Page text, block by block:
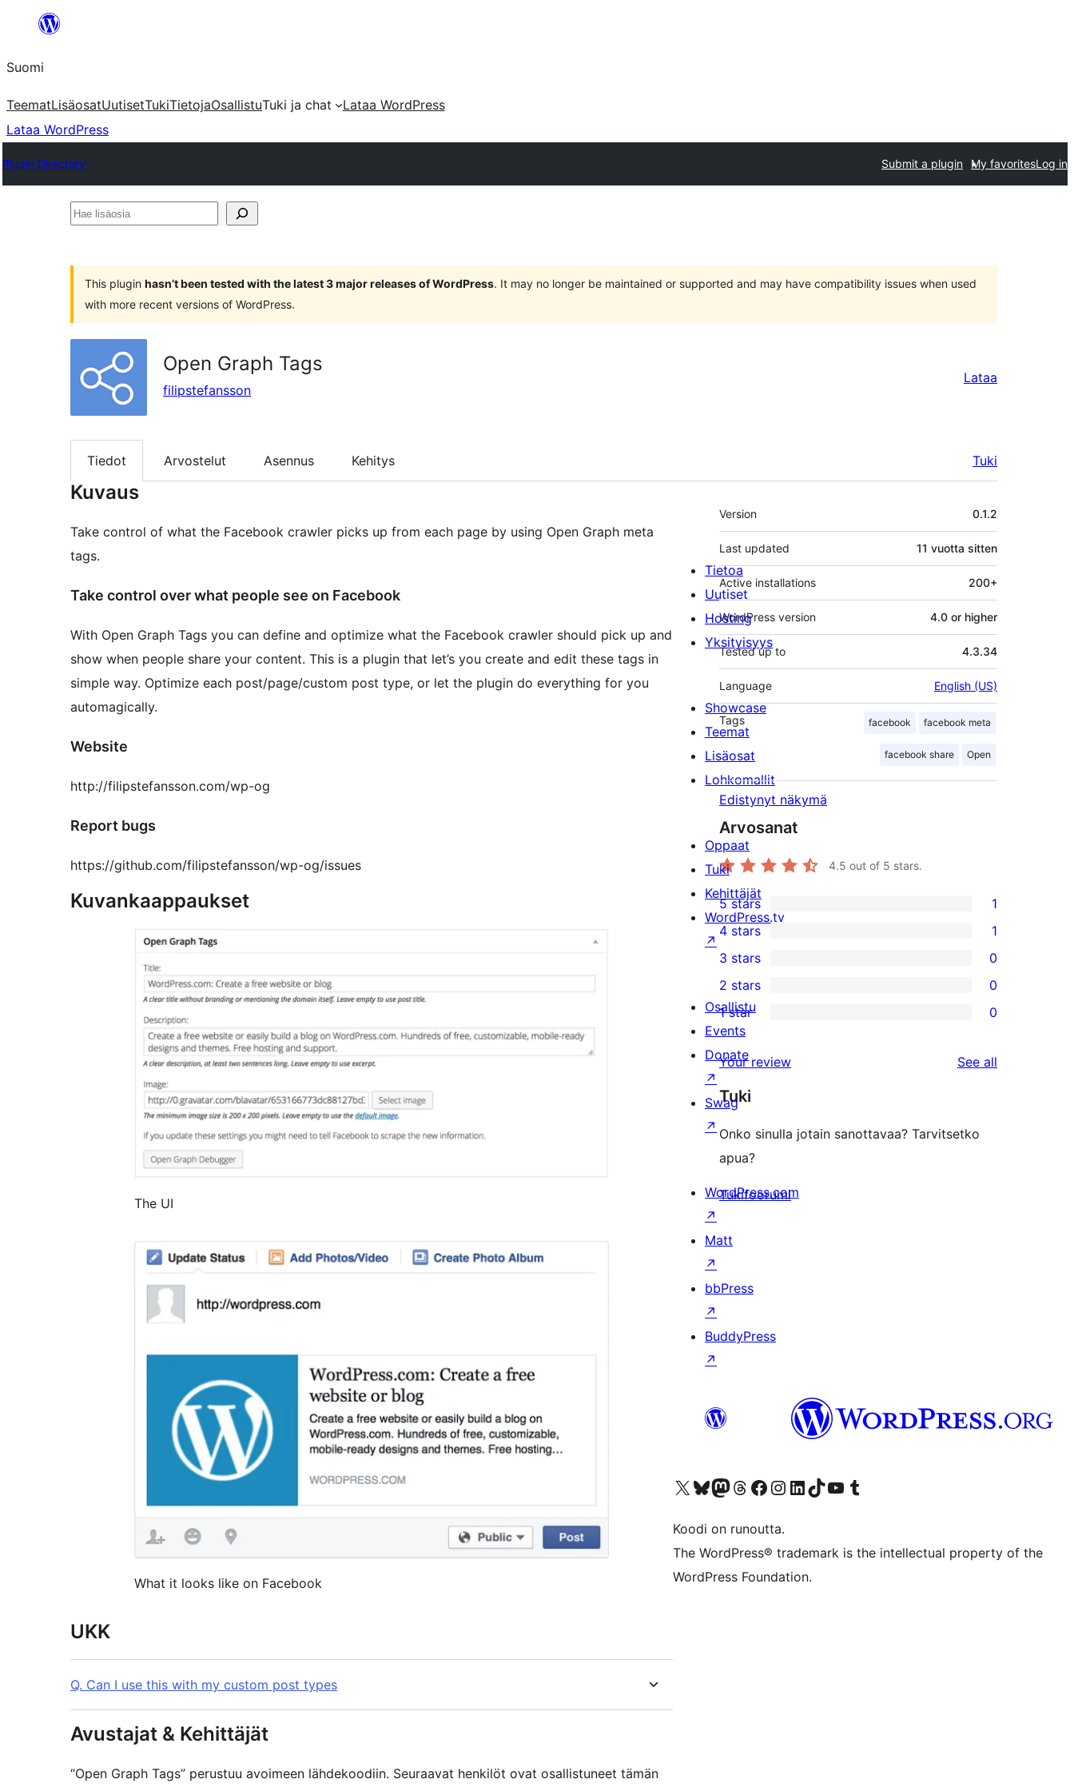
Suomi
TeematLisäosatUutisetTukiTietojaOsallistuTuki ja chat
Lataa WordPress
Lataa WordPress
Plugin Directory Submit a plugin My favoritesLog in
Hae
This plugin hasn’t been tested with the latest 3 major releases of WordPress. It may no longer be maintained or supported and may have compatibility issues when used
with more recent versions of WordPress.
Open Graph Tags
filipstefansson
Lataa
Tiedot Arvostelut Asennus Kehitys Tuki
Kuvaus
Take control of what the Facebook crawler picks up from each page by using Open Graph meta
tags.
Take control over what people see on Facebook
With Open Graph Tags you can define and optimize what the Facebook crawler should pick up and
show when people share your content. This is a plugin that let’s you create and edit these tags in
simple way. Optimize each post/page/custom post type, or let the plugin do everything for you
automagically.
Website
http://filipstefansson.com/wp-og
Report bugs
https://github.com/filipstefansson/wp-og/issues
Kuvankaappaukset
The UI
What it looks like on Facebook
UKK
Q. Can I use this with my custom post types
Avustajat & Kehittäjät
“Open Graph Tags” perustuu avoimeen lähdekoodiin. Seuraavat henkilöt ovat osallistuneet tämän
Metatiedot
Version 0.1.2
Last updated 11 vuotta sitten
Active installations 200+
WordPress version 4.0 or higher
Tested up to 4.3.34
Language English (US)
Tags facebook facebook meta
facebook share Open
Edistynyt näkymä
Arvosanat
4.5 out of 5 stars.
1
5-
star
review
5 stars 1
4-
star
review
4 stars 1
0
3-
star
reviews
3 stars 0
2-
reviews
2 stars 0
star
reviews
1 star 0
Your review See all
Tuki
Onko sinulla jotain sanottavaa? Tarvitsetko
apua?
Tukifoorumi
Tietoa
Uutiset
Hosting
Yksityisyys
Showcase
Teemat
Lisäosat
Lohkomallit
Oppaat
Tuki
Kehittäjät
WordPress.tv
↗
Osallistu
Events
Donate
↗
Swag
↗
WordPress.com
↗
Matt
↗
bbPress
↗
BuddyPress
↗
Visit our X (formerly Twitter) account
Visit our Bluesky account
Visit our Mastodon account
Visit our Threads account
Visit our Facebook page
Visit our Instagram account
Visit our LinkedIn account
Visit our TikTok account
Näytä YouTube-kanava
Visit our Tumblr account
Koodi on runoutta.
The WordPress® trademark is the intellectual property of the
WordPress Foundation.